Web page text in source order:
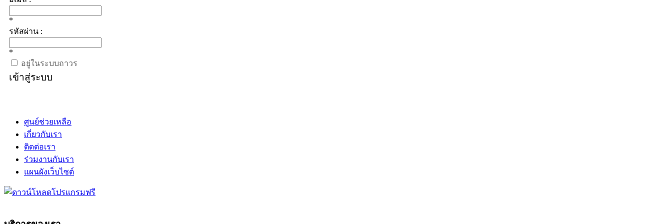
*
รหัสผ่าน :
*
อยู่ในระบบถาวร
เข้าสู่ระบบ
ศูนย์ช่วยเหลือ
เกี่ยวกับเรา
ติดต่อเรา
ร่วมงานกับเรา
แผนผังเว็บไซต์